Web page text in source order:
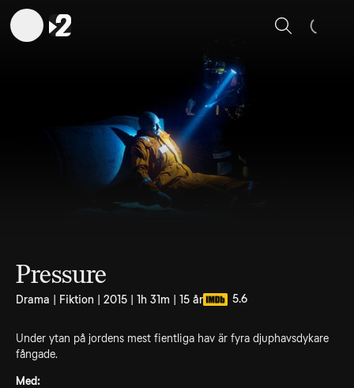
Sök
Pressure
Drama | Fiktion | 2015 | 1h 31m | 15 år 5.6
Under ytan på jordens mest fientliga hav är fyra djuphavsdykare
fångade.
Med: